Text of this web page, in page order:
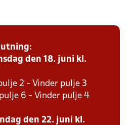
den 18. juni kl.
2 - Vinder pulje 3
6 - Vinder pulje 4
den 22. juni kl.